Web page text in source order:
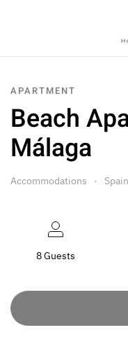
APARTMENT
Beach
Málaga
Accommodations Spain
8 Guests